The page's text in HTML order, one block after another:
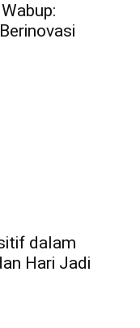
dalam
Hari Jadi